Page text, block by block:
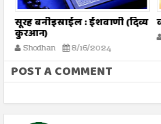
सूरह बनीइस्राईल : ईशवाणी (दिव्य
कुरआन)
Shodhan 8/16/2024
POST A COMMENT